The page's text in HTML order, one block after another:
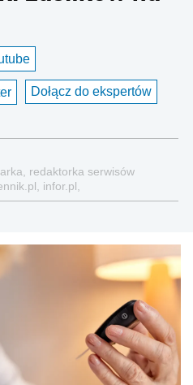
Dołącz do ekspertów
redaktorka serwisów
infor.pl,